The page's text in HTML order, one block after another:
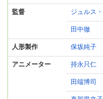
監督 ジュルス
田中徹
人形製作 保坂純子
アニメーター 持永只仁
田端博司